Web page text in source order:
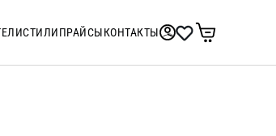
СТИЛИПРАЙСЫКОНТАКТЫ